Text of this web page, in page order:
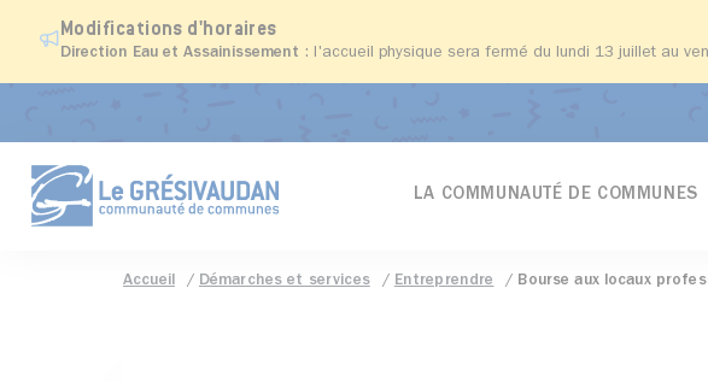
Modifications d'horaires
Direction Eau et Assainissement : l'accueil physique sera fermé du lundi 13 juillet au
LA COMMUNAUTÉ DE COMMUNES
Accueil Démarches et services Entreprendre Bourse aux locaux